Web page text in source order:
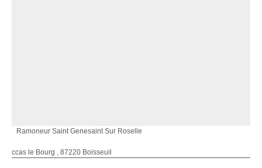
Ramoneur Saint Genesaint Sur Roselle
ccas le Bourg , 87220 Boisseuil